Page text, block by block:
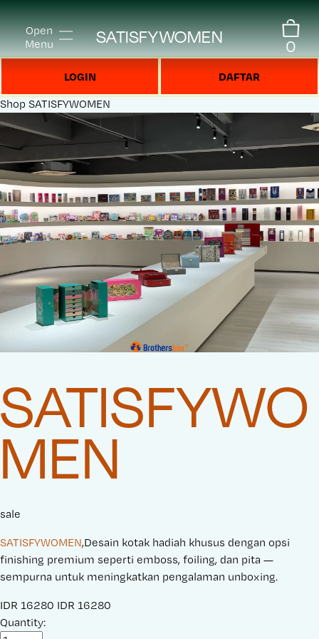
Open
Menu
SATISFYWOMEN 0
LOGIN DAFTAR
Shop SATISFYWOMEN
SATISFYWO
MEN
sale
SATISFYWOMEN,Desain kotak hadiah khusus dengan opsi
finishing premium seperti emboss, foiling, dan pita —
sempurna untuk meningkatkan pengalaman unboxing.
S
a
IDR 16280 O
IDR 16280
Quantity: